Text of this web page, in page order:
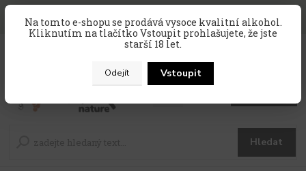
zahraniční produkty, které nejsou v akci !
Na tomto e-shopu se prodává vysoce kvalitní alkohol.
Kliknutím na tlačítko Vstoupit prohlašujete, že jste
starší 18 let.
Odejít
Vstoupit
CZK
Hledat